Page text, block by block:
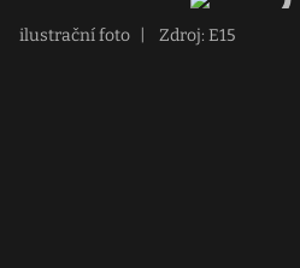
ilustrační foto Zdroj: E15